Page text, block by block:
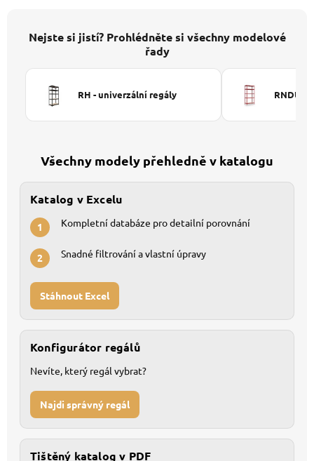
Nejste si jistí? Prohlédněte si všechny modelové
řady
RH - univerzální regály RNDU-
Všechny modely přehledně v katalogu
Katalog v Excelu
1 Kompletní databáze pro detailní porovnání
2 Snadné filtrování a vlastní úpravy
Stáhnout Excel
Konfigurátor regálů
Nevíte, který regál vybrat?
Najdi správný regál
Tištěný katalog v PDF